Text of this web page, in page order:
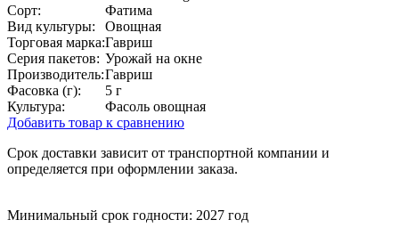
Сорт:
Фатима
Вид культуры:
Овощная
Торговая марка:Гавриш
Серия пакетов: Урожай на окне
Производитель:Гавриш
Фасовка (г):
5 г
Культура:
Фасоль овощная
Добавить товар к сравнению
Срок доставки зависит от транспортной компании и
определяется при оформлении заказа.
Минимальный срок годности: 2027 год